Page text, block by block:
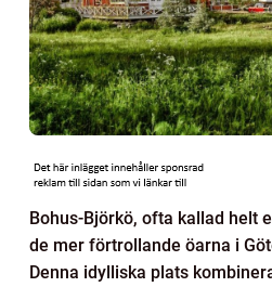
Bohus-Björkö, ofta kallad helt
de mer förtrollande öarna i
Denna idylliska plats